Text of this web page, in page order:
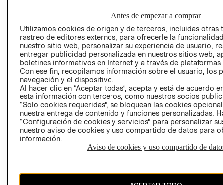
GIFT CARD
AVISO DE
Perú (S/)
CAMBIAR REGIÓN
propiedad de H&M Hennes & Mauritz AB
Antes de empezar a comprar
Utilizamos cookies de origen y de terceros, incluidas otras
rastreo de editores externos, para ofrecerle la
nuestro sitio web, personalizar su experiencia de usuario,
entregar publicidad personalizada en nuestros sitios web,
boletines informativos en Internet y a través de plataformas
Con ese fin, recopilamos información sobre el usuario, los
navegación y el dispositivo.
Al hacer clic en “Aceptar todas”, acepta y está de acuerdo
esta información con terceros, como nuestros socios
“Solo cookies requeridas”, se bloquean las cookies
nuestra entrega de contenido y funciones personalizadas.
“Configuración de cookies y servicios” para personalizar
nuestro aviso de cookies y uso compartido de datos para
información.
Aviso de cookies y uso compartido de